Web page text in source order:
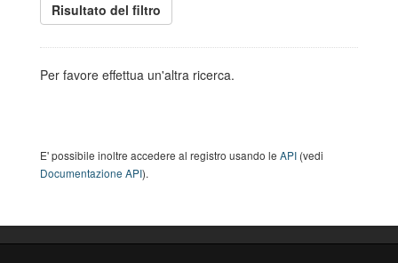
Risultato del filtro
Per favore effettua un'altra ricerca.
E' possibile inoltre accedere al registro usando le API (vedi
Documentazione API).